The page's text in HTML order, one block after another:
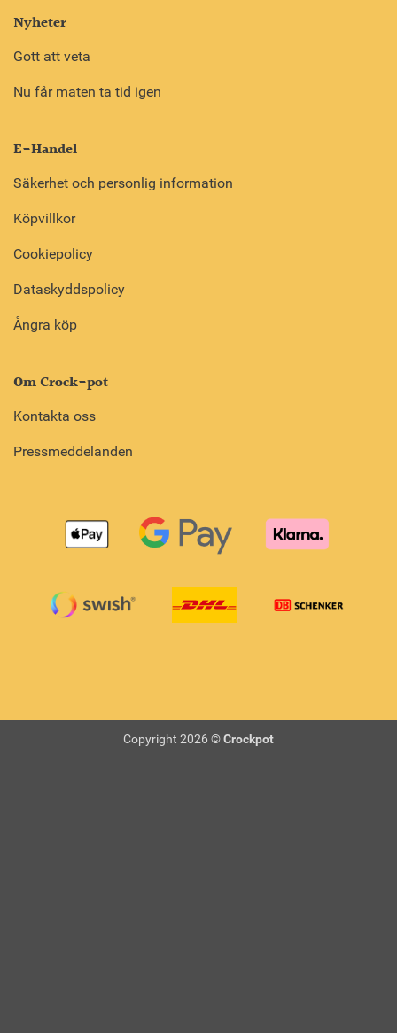
Nyheter
Gott att veta
Nu får maten ta tid igen
E-Handel
Säkerhet och personlig information
Köpvillkor
Cookiepolicy
Dataskyddspolicy
Ångra köp
Om Crock-pot
Kontakta oss
Pressmeddelanden
Copyright 2026 ©Crockpot